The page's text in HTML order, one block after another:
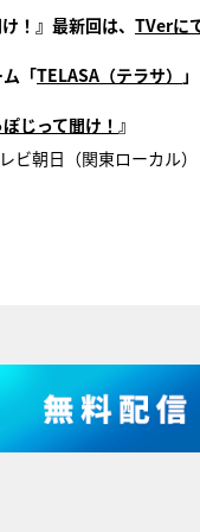
！』最新回は、 TVerに
「TELASA（テラサ）
じって聞け！ 』
ビ朝日（関東ローカル）